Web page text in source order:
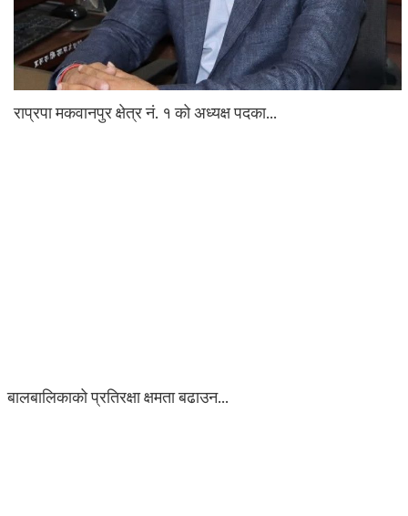
राप्रपा मकवानपुर क्षेत्र नं. १ को अध्यक्ष पदका…
बालबालिकाको प्रतिरक्षा क्षमता बढाउन…